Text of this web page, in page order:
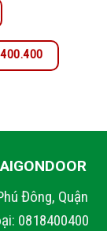
Đông, Quận
0818400400